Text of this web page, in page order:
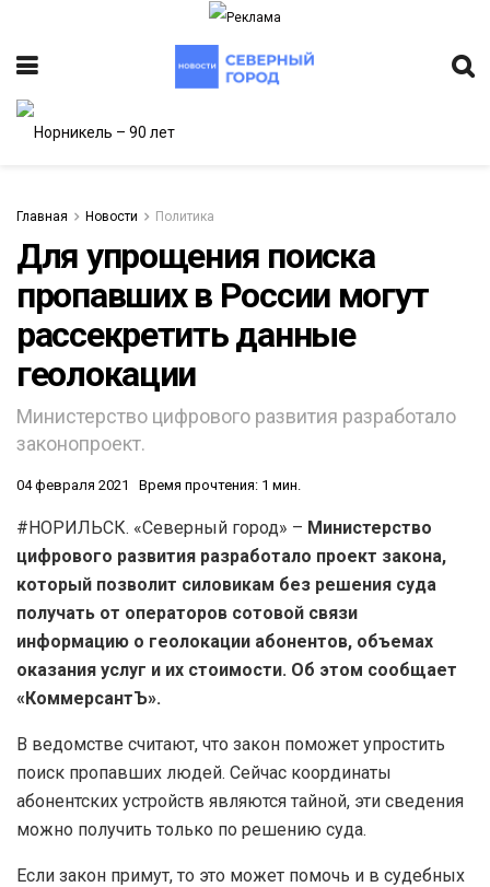
Главная Новости Политика
Для упрощения поиска
пропавших в России могут
рассекретить данные
геолокации
Министерство цифрового развития разработало
законопроект.
04 февраля 2021 Время прочтения: 1 мин.
#НОРИЛЬСК. «Северный город» – Министерство
цифрового развития разработало проект закона,
который позволит силовикам без решения суда
получать от операторов сотовой связи
информацию о геолокации абонентов, объемах
оказания услуг и их стоимости. Об этом сообщает
«КоммерсантЪ».
В ведомстве считают, что закон поможет упростить
поиск пропавших людей. Сейчас координаты
абонентских устройств являются тайной, эти сведения
можно получить только по решению суда.
Если закон примут, то это может помочь и в судебных